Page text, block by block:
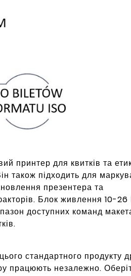
принтер для квитків та
також підходить для
презентера та
Блок живлення 10-26
доступних команд
стандартного продукту
працюють незалежно.